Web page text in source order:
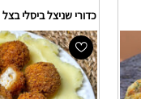
כדורי שניצל ביסלי